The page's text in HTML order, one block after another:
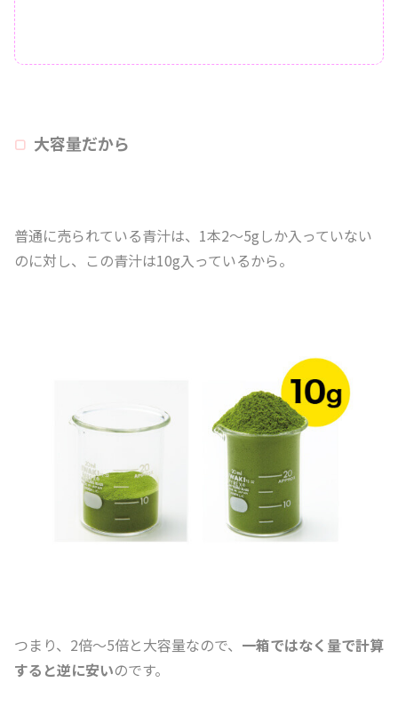
大容量だから
普通に売られている青汁は、1本2～5gしか入っていない
のに対し、この青汁は10g入っているから。
つまり、2倍～5倍と大容量なので、 一箱ではなく量で計算
すると逆に安いのです。